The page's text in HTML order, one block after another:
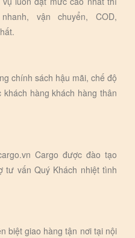
vận chuyển, COD,
chính sách hậu mãi, chế độ
hàng khách hàng thân
Cargo được đào tạo
tư vấn Quý Khách nhiệt tình
biệt giao hàng tận nơi tại nội